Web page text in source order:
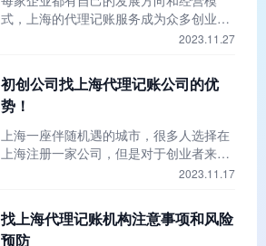
式，上海的代理记账服务成为众多创业者
的选择。那么，这项服务对企业有多大的
家介绍一下，让我们一起来了解一下吧。
代理记账服务对初创企业有哪些好处？
2023.11.27
初创公司找上海代理记账公司的优
势！
上海一座伴随机遇的城市，很多人选择在
上海注册一家公司，但是对于创业者来
说。注册公司后不会立马运营公司，或者
一家靠谱的代理记账公司会是一个比较好
的选择。这里上海快易办小编简单为您介
2023.11.17
找上海代理记账机构注意事项和风险
预防